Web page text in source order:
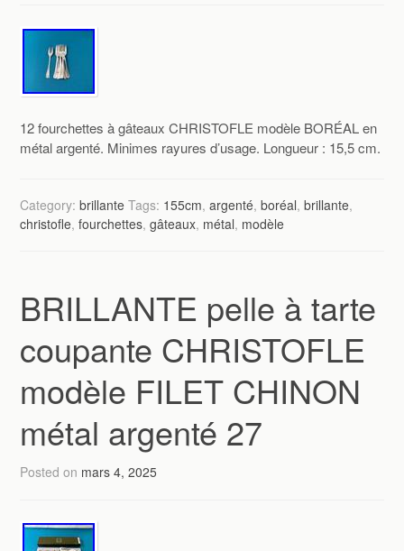
12 fourchettes à gâteaux CHRISTOFLE modèle BORÉAL en
métal argenté. Minimes rayures d’usage. Longueur : 15,5 cm.
Category:brillante Tags: 155cm,argenté,boréal,brillante,
christofle,fourchettes,gâteaux, métal, modèle
BRILLANTE pelle à tarte
coupante CHRISTOFLE
modèle FILET CHINON
métal argenté 27
Posted on mars 4, 2025